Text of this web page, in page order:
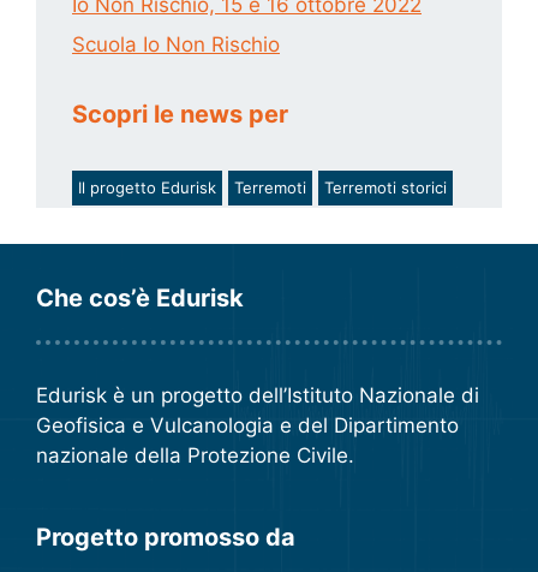
Scuola Io Non Rischio
Scopri le news per
Il progetto Edurisk Terremoti Terremoti storici
Che cos’è Edurisk
Edurisk è un progetto dell’Istituto Nazionale di
Geofisica e Vulcanologia e del Dipartimento
nazionale della Protezione Civile.
Progetto promosso da